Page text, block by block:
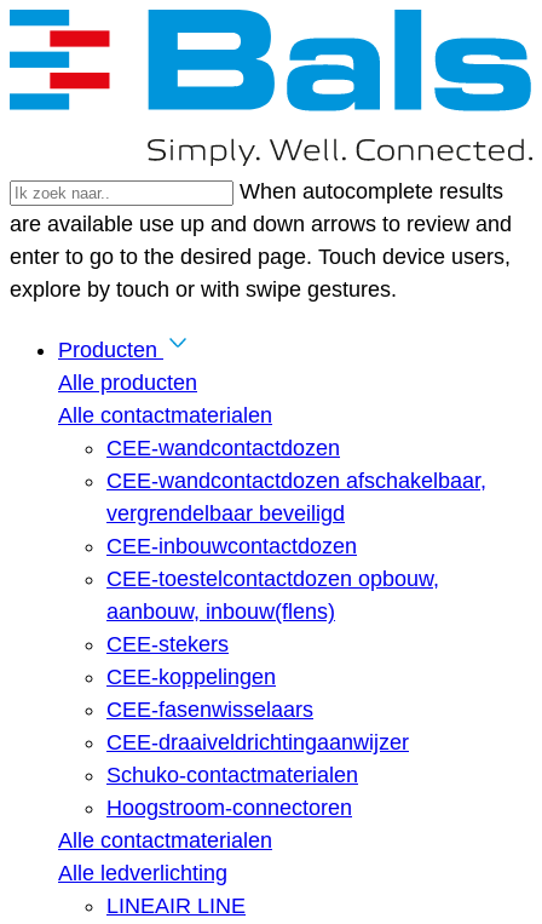
When autocomplete results
are available use up and down arrows to review and
enter to go to the desired page. Touch device users,
explore by touch or with swipe gestures.
Producten
Alle producten
Alle contactmaterialen
CEE-wandcontactdozen
CEE-wandcontactdozen afschakelbaar,
vergrendelbaar beveiligd
CEE-inbouwcontactdozen
CEE-toestelcontactdozen opbouw,
aanbouw, inbouw(flens)
CEE-stekers
CEE-koppelingen
CEE-fasenwisselaars
CEE-draaiveldrichtingaanwijzer
Schuko-contactmaterialen
Hoogstroom-connectoren
Alle contactmaterialen
Alle ledverlichting
LINEAIR LINE